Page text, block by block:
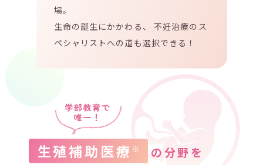
場。
生命の誕生にかかわる、
不妊治療のス
ペシャリストへの道も選択できる！
生殖補助医療 ※
の分野を